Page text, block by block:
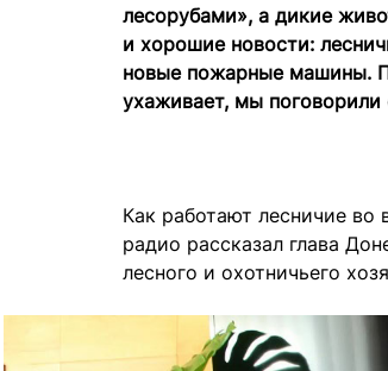
лесорубами», а дикие
и хорошие новости:
новые пожарные машины.
ухаживает, мы поговорили
Как работают лесничие
радио рассказал глава
лесного и охотничьего